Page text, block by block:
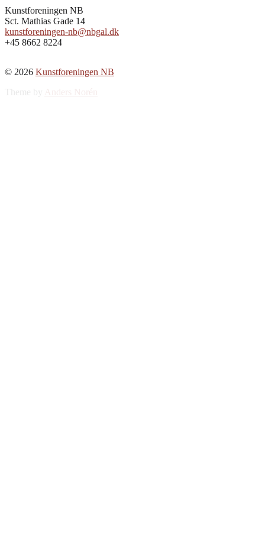
Kunstforeningen NB
Sct. Mathias Gade 14
kunstforeningen-nb@nbgal.dk
+45 8662 8224
© 2026 Kunstforeningen NB
Theme by